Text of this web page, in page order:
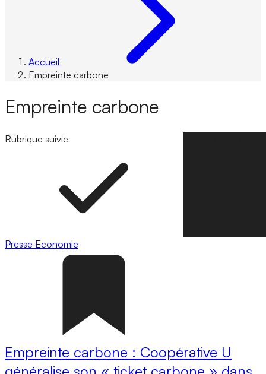
Accueil
Empreinte carbone
Empreinte carbone
Rubrique suivie
Presse Economie
Empreinte carbone : Coopérative U